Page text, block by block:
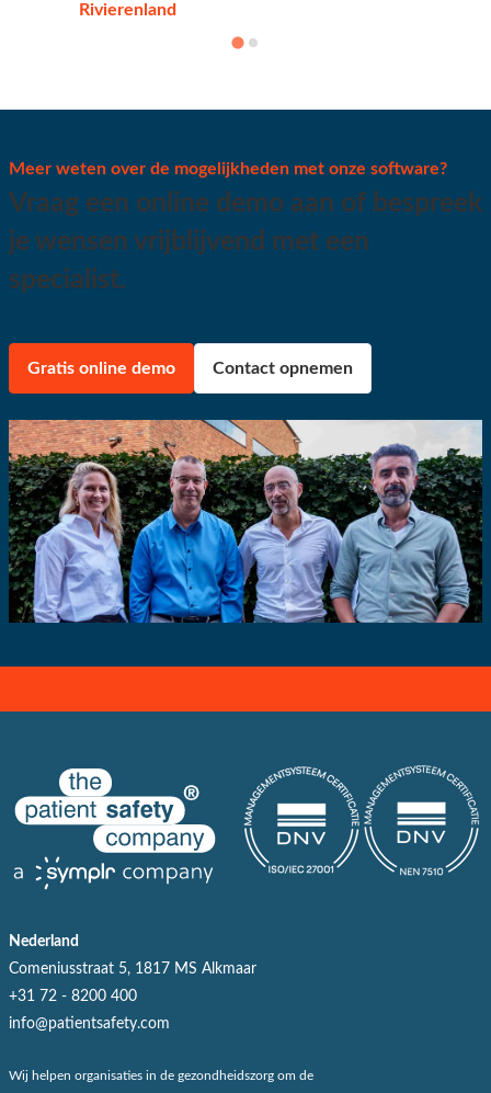
Rivierenland
Meer weten over de mogelijkheden met onze software?
Vraag een online demo aan of bespreek
je wensen vrijblijvend met een
specialist.
Gratis online demo Contact opnemen
Nederland
Comeniusstraat 5, 1817 MS Alkmaar
+31 72 - 8200 400
info@patientsafety.com
Wij helpen organisaties in de gezondheidszorg om de